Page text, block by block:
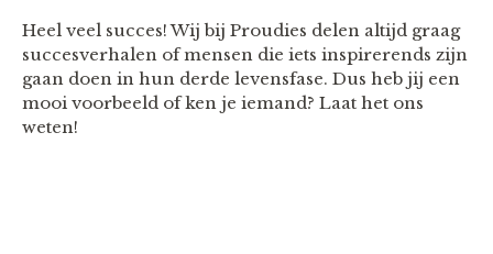
Heel veel succes! Wij bij Proudies delen altijd graag
succesverhalen of mensen die iets inspirerends zijn
gaan doen in hun derde levensfase. Dus heb jij een
mooi voorbeeld of ken je iemand? Laat het ons
weten!